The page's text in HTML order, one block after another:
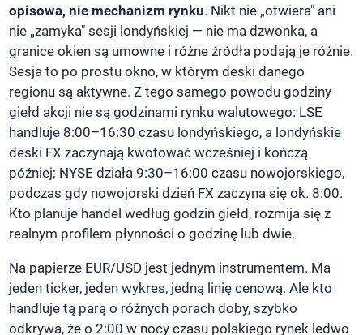
opisowa, nie mechanizm rynku. Nikt nie „otwiera" ani
nie „zamyka" sesji londyńskiej — nie ma dzwonka, a
granice okien są umowne i różne źródła podają je różnie.
Sesja to po prostu okno, w którym deski danego
regionu są aktywne. Z tego samego powodu godziny
giełd akcji nie są godzinami rynku walutowego: LSE
handluje 8:00–16:30 czasu londyńskiego, a londyńskie
deski FX zaczynają kwotować wcześniej i kończą
później; NYSE działa 9:30–16:00 czasu nowojorskiego,
podczas gdy nowojorski dzień FX zaczyna się ok. 8:00.
Kto planuje handel według godzin giełd, rozmija się z
realnym profilem płynności o godzinę lub dwie.
Na papierze EUR/USD jest jednym instrumentem. Ma
jeden ticker, jeden wykres, jedną linię cenową. Ale kto
handluje tą parą o różnych porach doby, szybko
odkrywa, że o 2:00 w nocy czasu polskiego rynek ledwo